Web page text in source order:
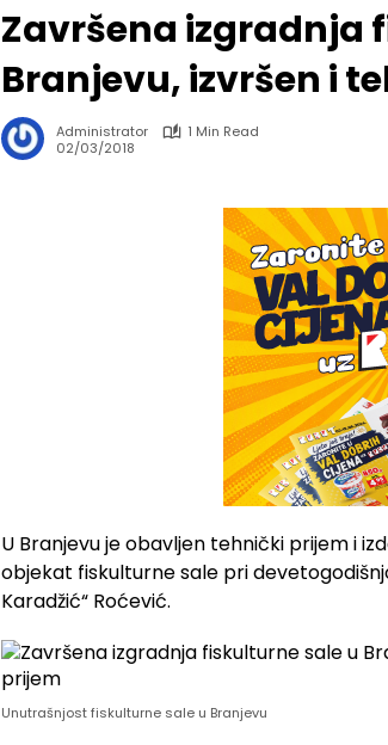
Završena izgradnja
Branjevu, izvršen i
Administrator
1 Min Read
02/03/2018
U Branjevu je obavljen tehnički prijem i
objekat fiskulturne sale pri
Karadžić“ Roćević.
Unutrašnjost fiskulturne sale u Branjevu